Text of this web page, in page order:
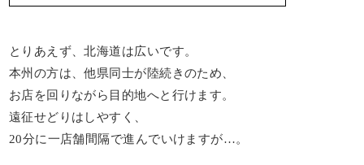
とりあえず、北海道は広いです。
本州の方は、他県同士が陸続きのため、
お店を回りながら目的地へと行けます。
遠征せどりはしやすく、
20分に一店舗間隔で進んでいけますが…。